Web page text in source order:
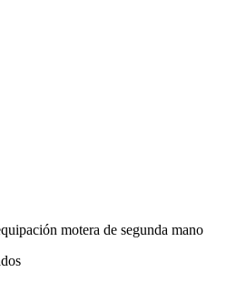
motera de segunda mano